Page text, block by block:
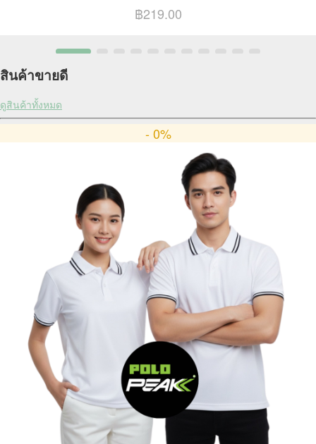
฿219.00
สินค้าขายดี
ดูสินค้าทั้งหมด
- 0%